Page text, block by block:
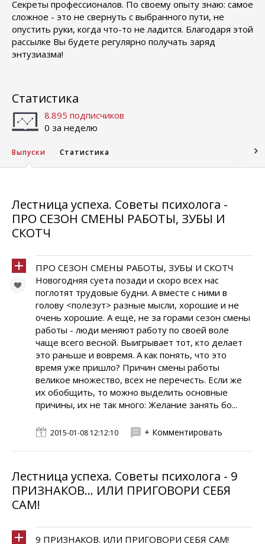
Секреты профессионалов. По своему опыту знаю: самое
сложное - это не свернуть с выбранного пути, не
опустить руки, когда что-то не ладится. Благодаря этой
рассылке Вы будете регулярно получать заряд
энтузиазма!
Статистика
8.895 подписчиков
0 за неделю
Выпуски Статистика
Лестница успеха. Советы психолога -
ПРО СЕЗОН СМЕНЫ РАБОТЫ, ЗУБЫ И
СКОТЧ
ПРО СЕЗОН СМЕНЫ РАБОТЫ, ЗУБЫ И СКОТЧ
Новогодняя суета позади и скоро всех нас
поглотят трудовые будни. А вместе с ними в
голову <полезут> разные мысли, хорошие и не
очень хорошие. А ещё, не за горами сезон смены
работы - люди меняют работу по своей воле
чаще всего весной. Выигрывает тот, кто делает
это раньше и вовремя. А как понять, что это
время уже пришло? Причин смены работы
великое множество, всех не перечесть. Если же
их обобщить, то можно выделить основные
причины, их не так много: Желание занять бо...
2015-01-08 12:12:10 + Комментировать
Лестница успеха. Советы психолога - 9
ПРИЗНАКОВ… ИЛИ ПРИГОВОРИ СЕБЯ
САМ!
9 ПРИЗНАКОВ. ИЛИ ПРИГОВОРИ СЕБЯ САМ!